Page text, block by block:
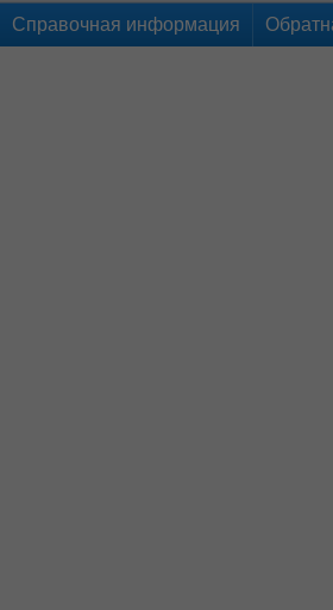
Справочная информация